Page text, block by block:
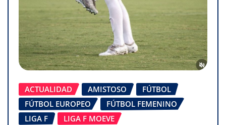
ACTUALIDAD AMISTOSO
FÚTBOL
FÚTBOL EUROPEO
FÚTBOL FEMENINO
LIGA F
LIGA F MOEVE